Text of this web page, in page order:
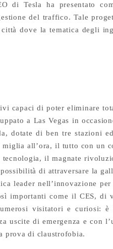
di Tesla ha presentato
del traffico. Tale
dove la tematica degli
capaci di poter eliminare
a Las Vegas in
dotate di ben tre stazioni
miglia all’ora, il tutto con un
il magnate
di attraversare la
leader nell’innovazione
importanti come il CES,
visitatori e curiosi:
uscite di emergenza e con
prova di claustrofobia.